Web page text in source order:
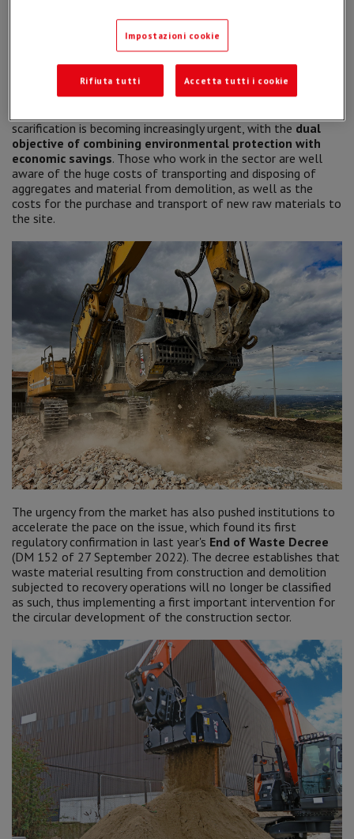
In the world of construction, as well as road maintenance,
scarification is becoming increasingly urgent, with the dual
objective of combining environmental protection with
economic savings. Those who work in the sector are well
aware of the huge costs of transporting and disposing of
aggregates and material from demolition, as well as the
costs for the purchase and transport of new raw materials to
the site.
The urgency from the market has also pushed institutions to
accelerate the pace on the issue, which found its first
regulatory confirmation in last year's End of Waste Decree
(DM 152 of 27 September 2022). The decree establishes that
waste material resulting from construction and demolition
subjected to recovery operations will no longer be classified
as such, thus implementing a first important intervention for
the circular development of the construction sector.
Impostazioni cookie
Rifiuta tutti Accetta tutti i cookie